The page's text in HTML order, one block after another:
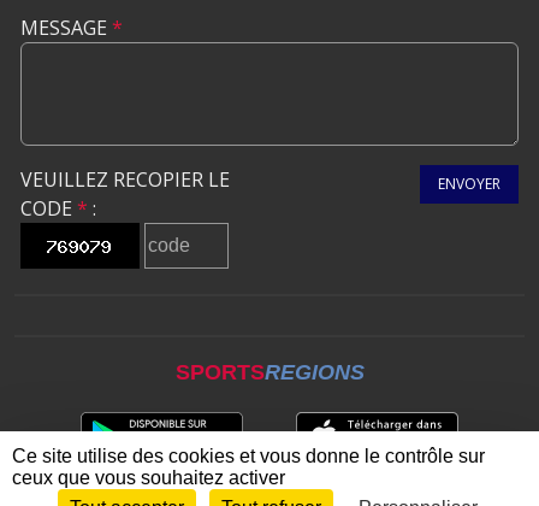
MESSAGE *
VEUILLEZ RECOPIER LE
CODE * :
ENVOYER
SPORTSREGIONS
Ce site utilise des cookies et vous donne le contrôle sur
ceux que vous souhaitez activer